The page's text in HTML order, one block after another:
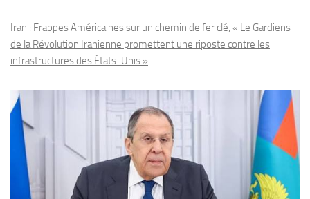
Iran : Frappes Américaines sur un chemin de fer clé, « Le Gardiens
de la Révolution Iranienne promettent une riposte contre les
infrastructures des États-Unis »